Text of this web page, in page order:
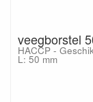
veegborstel
HACCP -
L: 50 mm